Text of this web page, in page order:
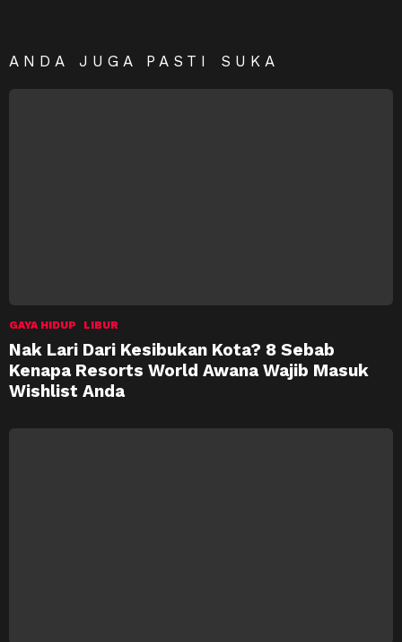
ANDA JUGA PASTI SUKA
GAYA HIDUP LIBUR
Nak Lari Dari Kesibukan Kota? 8 Sebab
Kenapa Resorts World Awana Wajib Masuk
Wishlist Anda